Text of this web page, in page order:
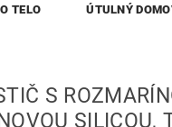
TELO ÚTULNÝ
S
SILICOU,